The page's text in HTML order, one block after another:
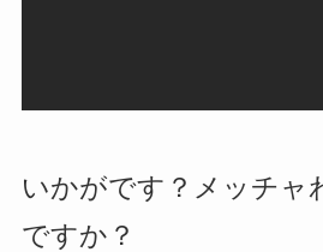
いかがです？メッチャ
ですか？